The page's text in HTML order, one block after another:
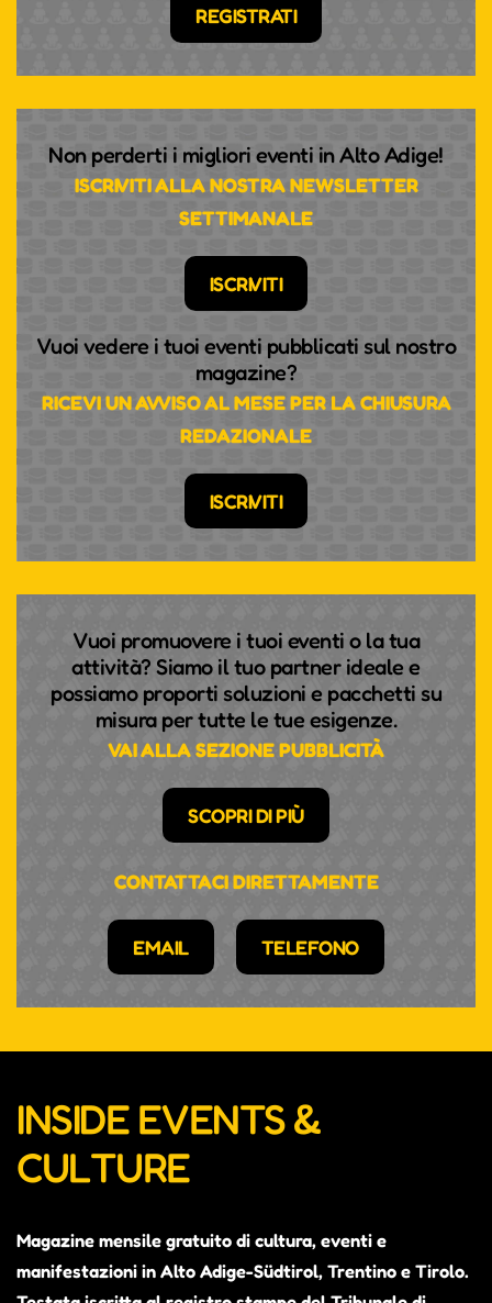
REGISTRATI
Non perderti i migliori eventi in Alto Adige!
ISCRIVITI ALLA NOSTRA NEWSLETTER
SETTIMANALE
ISCRIVITI
Vuoi vedere i tuoi eventi pubblicati sul nostro
magazine?
RICEVI UN AVVISO AL MESE PER LA CHIUSURA
REDAZIONALE
ISCRIVITI
Vuoi promuovere i tuoi eventi o la tua
attività? Siamo il tuo partner ideale e
possiamo proporti soluzioni e pacchetti su
misura per tutte le tue esigenze.
VAI ALLA SEZIONE PUBBLICITÀ
SCOPRI DI PIÙ
CONTATTACI DIRETTAMENTE
EMAIL TELEFONO
INSIDE EVENTS &
CULTURE
Magazine mensile gratuito di cultura, eventi e
manifestazioni in Alto Adige-Südtirol, Trentino e Tirolo.